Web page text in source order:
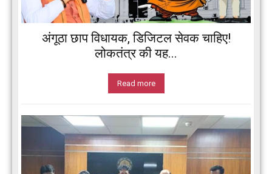
अंगूठा छाप विधायक, डिजिटल सेवक चाहिए!
लोकतंत्र की यह...
Read more